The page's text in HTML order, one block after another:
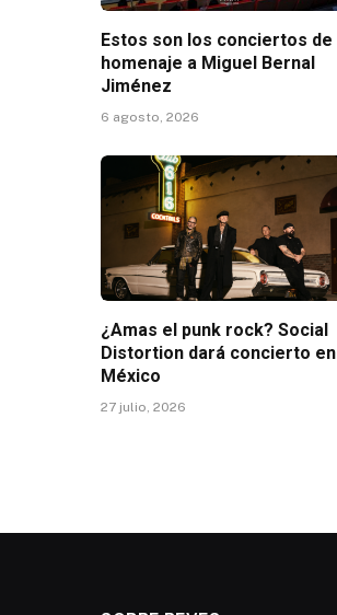
Estos son los conciertos de
homenaje a Miguel Bernal
Jiménez
6 agosto, 2026
¿Amas el punk rock? Social
Distortion dará concierto en
México
27 julio, 2026